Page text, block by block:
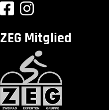
ZEG Mitglied